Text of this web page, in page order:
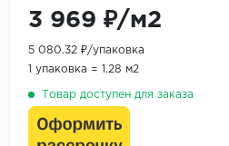
3 969 ₽/м2
5 080.32 ₽/упаковка
1 упаковка = 1.28 м2
Товар доступен для заказа